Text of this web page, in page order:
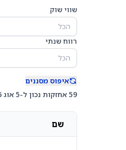
שווי שוק
הכל
רווח שנתי
הכל
איפוס מסננים
59 אחזקות נכון ל-5 אוג 2026
שם